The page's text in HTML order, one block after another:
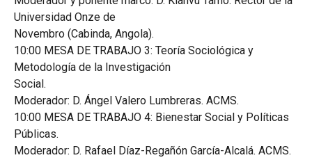
Universidad Onze de
Novembro (Cabinda, Angola).
10:00 MESA DE TRABAJO 3: Teoría Sociológica y
Metodología de la Investigación
Social.
Moderador: D. Ángel Valero Lumbreras. ACMS.
10:00 MESA DE TRABAJO 4: Bienestar Social y Políticas
Públicas.
Moderador: D. Rafael Díaz-Regañón García-Alcalá. ACMS.